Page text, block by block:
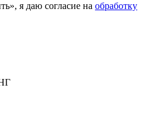
я даю согласие на обработку